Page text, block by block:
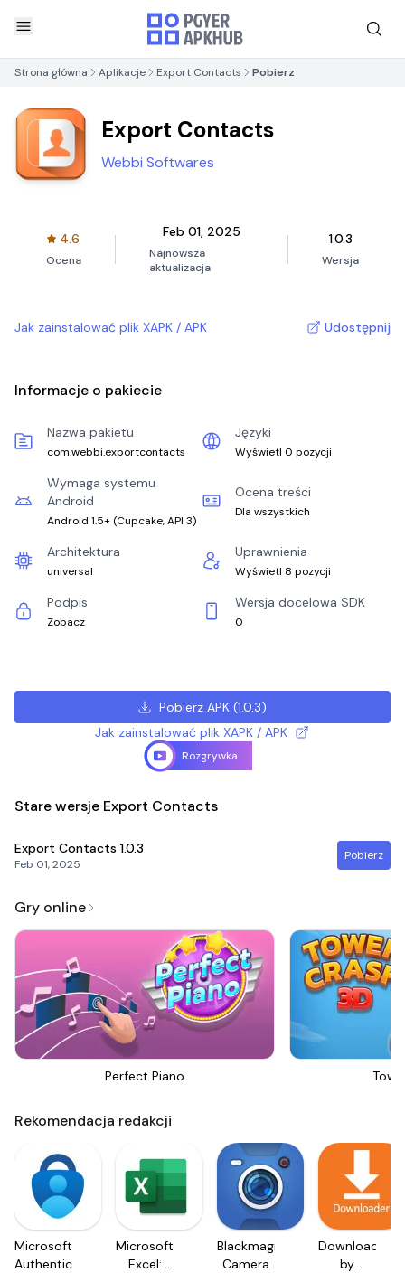
Strona główna Aplikacje Export Contacts Pobierz
Export Contacts
Webbi Softwares
4.6
Ocena
Feb 01, 2025
Najnowsza
aktualizacja
1.0.3
Wersja
Jak zainstalować plik XAPK / APK Udostępnij
Informacje o pakiecie
Nazwa pakietu
com.webbi.exportcontacts
Języki
Wyświetl 0 pozycji
Wymaga systemu
Android
Android 1.5+(Cupcake, API 3)
Ocena treści
Dla wszystkich
Architektura
universal
Uprawnienia
Wyświetl 8 pozycji
Podpis
Zobacz
Wersja docelowa SDK
0
Pobierz APK (1.0.3)
Jak zainstalować plik XAPK / APK
Rozgrywka
Stare wersje Export Contacts
Export Contacts 1.0.3
Feb 01, 2025
Pobierz
Gry online
Perfect Piano
Rekomendacja redakcji
Microsoft
Authenticator
Microsoft
Excel:
Blackmagic
Camera
Downloader
by